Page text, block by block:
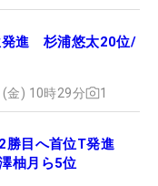
発進 杉浦悠太20位/
金) 10時29分 1
勝目へ首位T発進
柚月ら5位